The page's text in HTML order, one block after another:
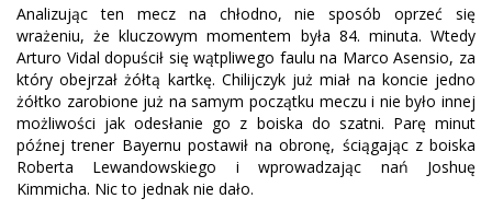
Analizując ten mecz na chłodno, nie sposób oprzeć się
wrażeniu, że kluczowym momentem była 84. minuta. Wtedy
Arturo Vidal dopuścił się wątpliwego faulu na Marco Asensio, za
który obejrzał żółtą kartkę. Chilijczyk już miał na koncie jedno
żółtko zarobione już na samym początku meczu i nie było innej
możliwości jak odesłanie go z boiska do szatni. Parę minut
późnej trener Bayernu postawił na obronę, ściągając z boiska
Roberta Lewandowskiego i wprowadzając nań Joshuę
Kimmicha. Nic to jednak nie dało.